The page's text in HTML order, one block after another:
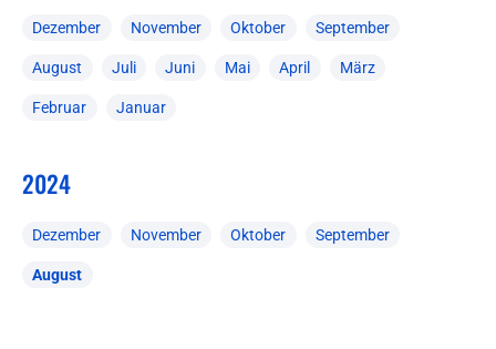
Dezember November Oktober September
August Juli Juni Mai April März
Februar Januar
2024
Dezember November Oktober September
August